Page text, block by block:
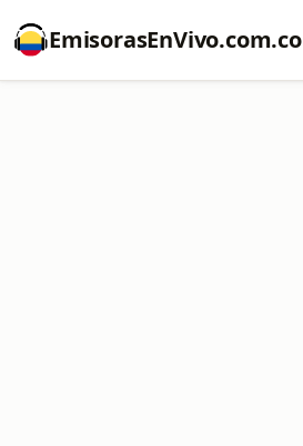
EmisorasEnVivo.com.co